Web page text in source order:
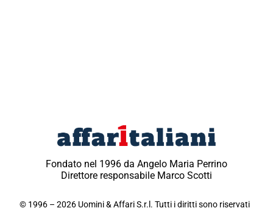
Fondato nel 1996 da Angelo Maria Perrino
Direttore responsabile Marco Scotti
© 1996 – 2026 Uomini & Affari S.r.l. Tutti i diritti sono riservati